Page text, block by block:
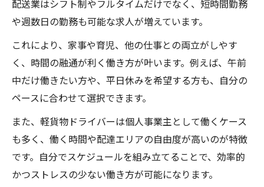
配送業はシフト制やフルタイムだけでなく、短時間勤務
や週数日の勤務も可能な求人が増えています。
これにより、家事や育児、他の仕事との両立がしやす
く、時間の融通が利く働き方が叶います。例えば、午前
中だけ働きたい方や、平日休みを希望する方も、自分の
ペースに合わせて選択できます。
また、軽貨物ドライバーは個人事業主として働くケース
も多く、働く時間や配達エリアの自由度が高いのが特徴
です。自分でスケジュールを組み立てることで、効率的
かつストレスの少ない働き方が可能になります。